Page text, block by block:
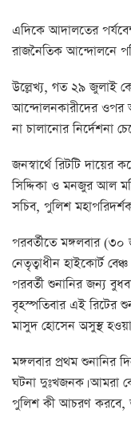
এদিকে আদালতের
রাজনৈতিক আন্দোলনে
উল্লেখ্য, গত ২৯ জুলাই
আন্দোলনকারীদের ওপর
না চালানোর নির্দেশনা
জনস্বার্থে রিটটি দায়ের
সিদ্দিকা ও মনজুর আল
সচিব, পুলিশ
পরবর্তীতে মঙ্গলবার
নেতৃত্বাধীন হাইকোর্ট
পরবর্তী শুনানির জন্য
বৃহস্পতিবার এই রিটের
মাসুদ হোসেন অসুস্থ
মঙ্গলবার প্রথম শুনানির
ঘটনা দুঃখজনক। আমরা
পুলিশ কী আচরণ করবে,